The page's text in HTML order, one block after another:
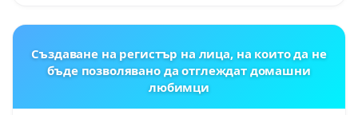
Създаване на регистър на лица, на които да не
бъде позволявано да отглеждат домашни
любимци